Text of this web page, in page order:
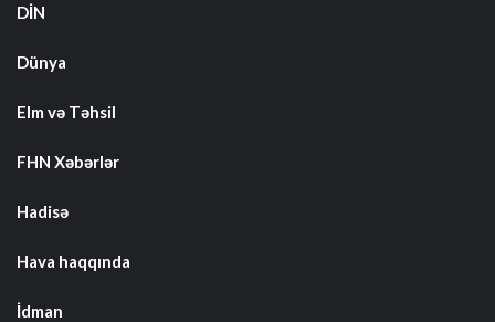
DİN
Dünya
Elm və Təhsil
FHN Xəbərlər
Hadisə
Hava haqqında
İdman